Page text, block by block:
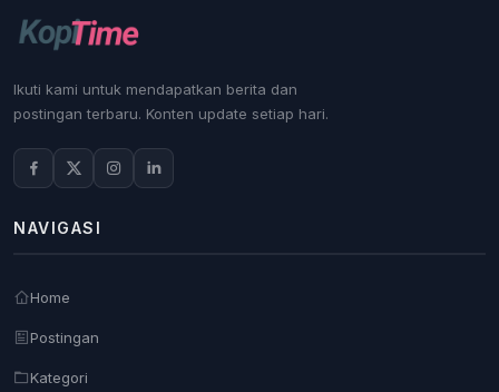
Ikuti kami untuk mendapatkan berita dan
postingan terbaru. Konten update setiap hari.
NAVIGASI
Home
Postingan
Kategori